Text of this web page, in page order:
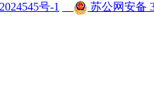
号-1 苏公网安备